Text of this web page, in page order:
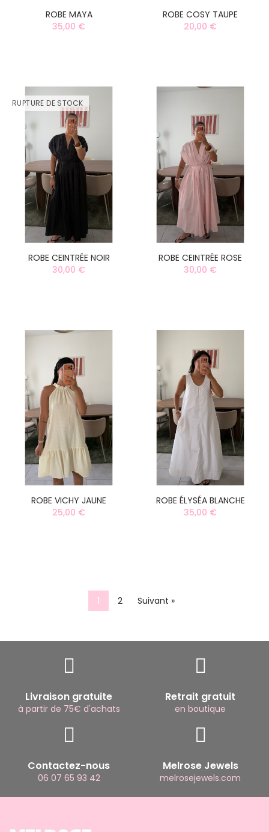
ROBE MAYA
35,00 €
ROBE COSY TAUPE
20,00 €
RUPTURE DE STOCK
ROBE CEINTRÉE NOIR
30,00 €
ROBE CEINTRÉE ROSE
30,00 €
ROBE VICHY JAUNE
25,00 €
ROBE ÉLYSÉA BLANCHE
35,00 €
1 2 Suivant »
Livraison gratuite
à partir de 75€ d'achats
Retrait gratuit
en boutique
Contactez-nous
06 07 65 93 42
Melrose Jewels
melrosejewels.com